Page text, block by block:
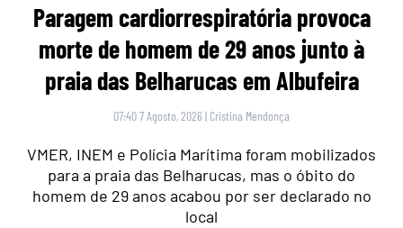
Paragem cardiorrespiratória provoca
morte de homem de 29 anos junto à
praia das Belharucas em Albufeira
07:40 7 Agosto, 2026 | Cristina Mendonça
VMER, INEM e Polícia Marítima foram mobilizados
para a praia das Belharucas, mas o óbito do
homem de 29 anos acabou por ser declarado no
local